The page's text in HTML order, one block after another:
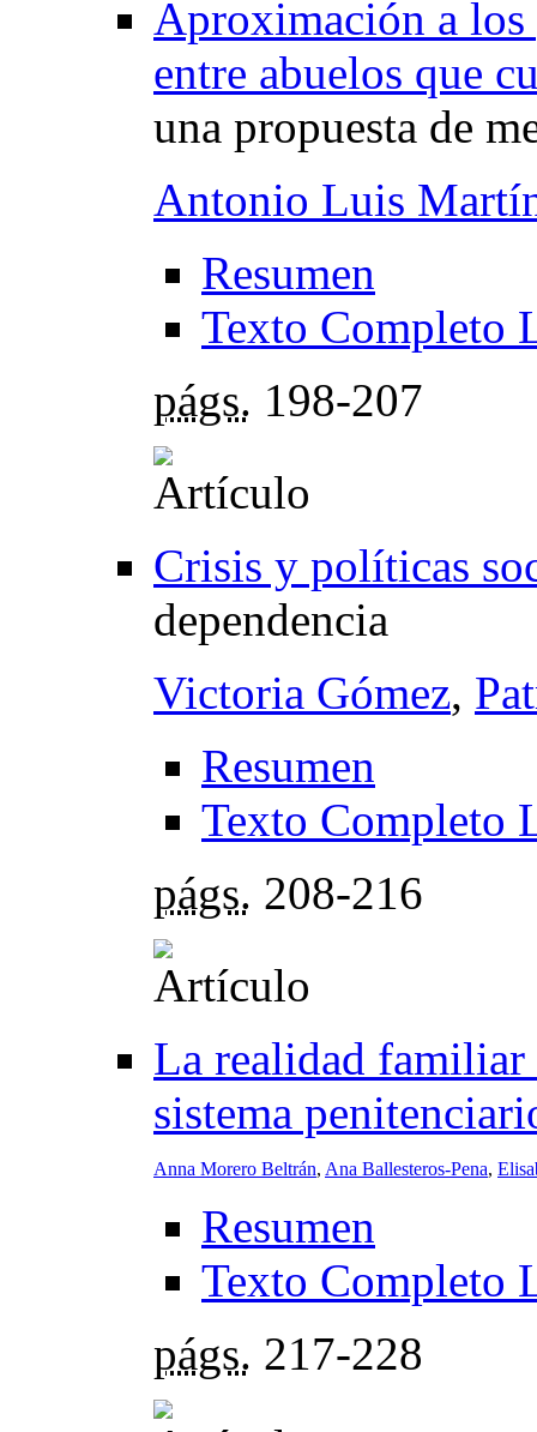
Aproximación a los
entre abuelos que
una propuesta de
Antonio Luis
Resumen
Texto Completo
págs. 198-207
Crisis y políticas
dependencia
Victoria Gómez,
Resumen
Texto Completo
págs. 208-216
La realidad familiar
sistema
Anna Morero Beltrán, Ana Ballesteros-Pena,
Resumen
Texto Completo
págs. 217-228